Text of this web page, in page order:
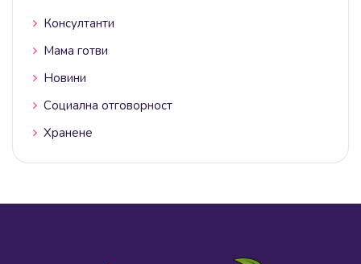
Консултанти
Мама готви
Новини
Социална отговорност
Хранене